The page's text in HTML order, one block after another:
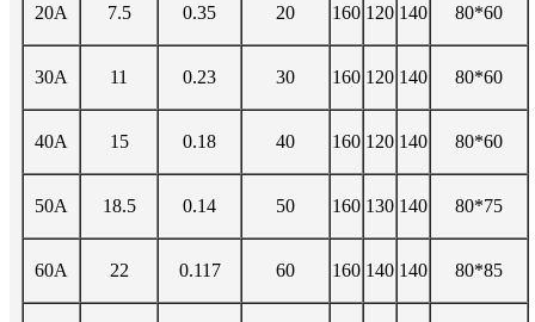
20A 7.5 0.35 20 160 120 140 80*60
30A 11 0.23 30 160 120 140 80*60
40A 15 0.18 40 160 120 140 80*60
50A 18.5 0.14 50 160 130 140 80*75
60A 22 0.117 60 160 140 140 80*85